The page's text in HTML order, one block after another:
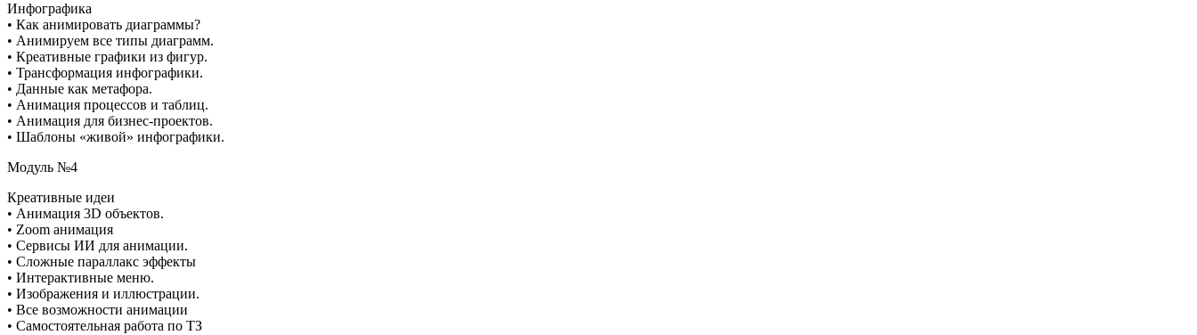
Инфографика
• Как анимировать диаграммы?
• Анимируем все типы диаграмм.
• Креативные графики из фигур.
• Трансформация инфографики.
• Данные как метафора.
• Анимация процессов и таблиц.
• Анимация для бизнес-проектов.
• Шаблоны «живой» инфографики.
Модуль №4
Креативные идеи
• Анимация 3D объектов.
• Zoom анимация
• Сервисы ИИ для анимации.
• Сложные параллакс эффекты
• Интерактивные меню.
• Изображения и иллюстрации.
• Все возможности анимации
• Самостоятельная работа по ТЗ